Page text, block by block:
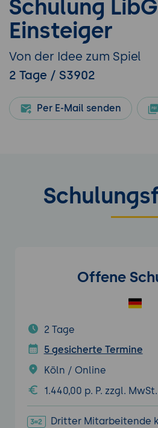
Schulung
Einsteiger
Von der Idee zum Spiel
2 Tage / S3902
Per E-Mail senden
Offene
2 Tage
5 gesicherte Termine
Köln / Online
1.440,00 p. P. zzgl. MwSt.
Dritter Mitarbeitende